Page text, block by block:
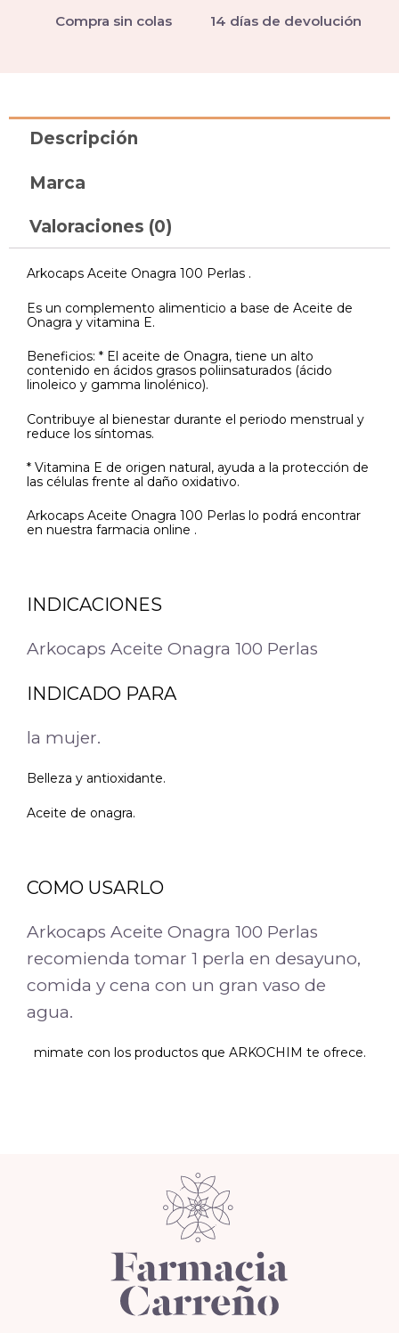
Compra sin colas 14 días de devolución
Descripción
Marca
Valoraciones (0)
Arkocaps Aceite Onagra 100 Perlas .
Es un complemento alimenticio a base de Aceite de
Onagra y vitamina E.
Beneficios: * El aceite de Onagra, tiene un alto
contenido en ácidos grasos poliinsaturados (ácido
linoleico y gamma linolénico).
Contribuye al bienestar durante el periodo menstrual y
reduce los síntomas.
* Vitamina E de origen natural, ayuda a la protección de
las células frente al daño oxidativo.
Arkocaps Aceite Onagra 100 Perlas lo podrá encontrar
en nuestra farmacia online .
INDICACIONES
Arkocaps Aceite Onagra 100 Perlas
INDICADO PARA
la mujer.
Belleza y antioxidante.
Aceite de onagra.
COMO USARLO
Arkocaps Aceite Onagra 100 Perlas
recomienda tomar 1 perla en desayuno,
comida y cena con un gran vaso de
agua.
mimate con los productos que ARKOCHIM te ofrece.